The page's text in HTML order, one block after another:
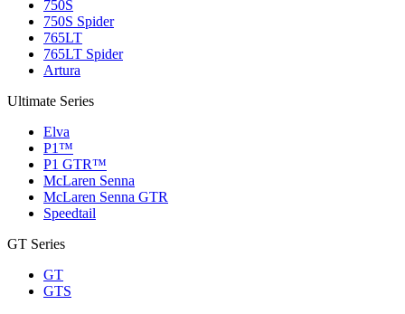
750S
750S Spider
765LT
765LT Spider
Artura
Ultimate Series
Elva
P1™
P1 GTR™
McLaren Senna
McLaren Senna GTR
Speedtail
GT Series
GT
GTS